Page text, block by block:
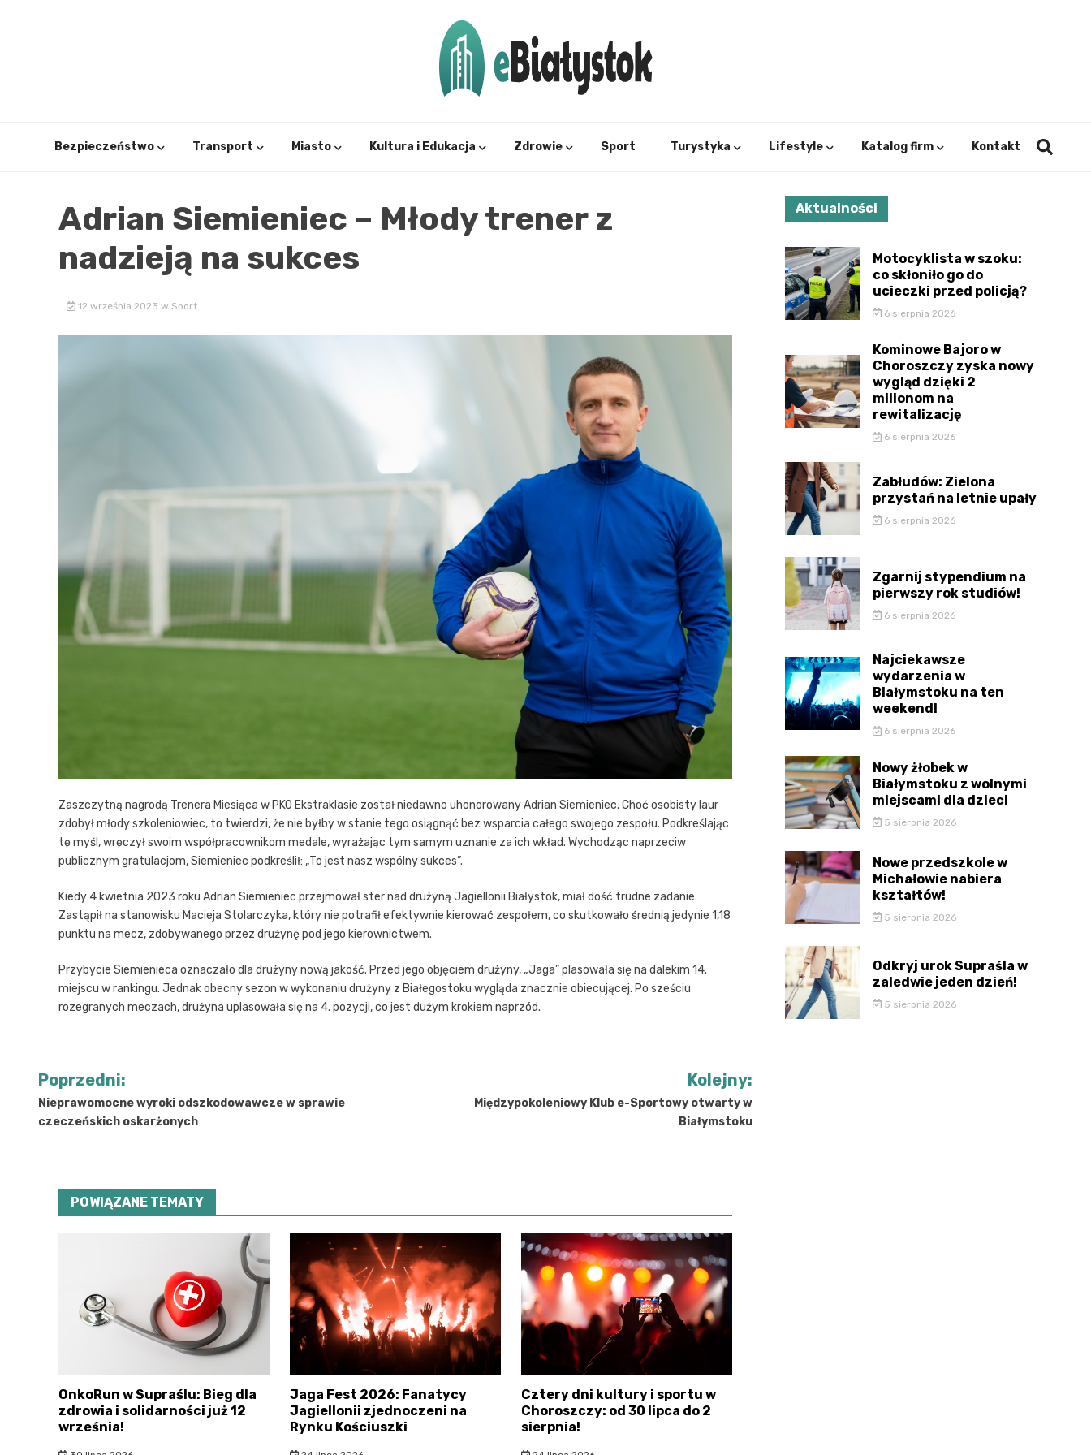
Bezpieczeństwo Transport Miasto Kultura i Edukacja Zdrowie Sport Turystyka Lifestyle Katalog firm Kontakt
Adrian Siemieniec – Młody trener z
nadzieją na sukces
12 września 2023 w Sport
Zaszczytną nagrodą Trenera Miesiąca w PKO Ekstraklasie został niedawno uhonorowany Adrian Siemieniec. Choć osobisty laur
zdobył młody szkoleniowiec, to twierdzi, że nie byłby w stanie tego osiągnąć bez wsparcia całego swojego zespołu. Podkreślając
tę myśl, wręczył swoim współpracownikom medale, wyrażając tym samym uznanie za ich wkład. Wychodząc naprzeciw
publicznym gratulacjom, Siemieniec podkreślił: „To jest nasz wspólny sukces”.
Kiedy 4 kwietnia 2023 roku Adrian Siemieniec przejmował ster nad drużyną Jagiellonii Białystok, miał dość trudne zadanie.
Zastąpił na stanowisku Macieja Stolarczyka, który nie potrafił efektywnie kierować zespołem, co skutkowało średnią jedynie 1,18
punktu na mecz, zdobywanego przez drużynę pod jego kierownictwem.
Przybycie Siemienieca oznaczało dla drużyny nową jakość. Przed jego objęciem drużyny, „Jaga” plasowała się na dalekim 14.
miejscu w rankingu. Jednak obecny sezon w wykonaniu drużyny z Białegostoku wygląda znacznie obiecującej. Po sześciu
rozegranych meczach, drużyna uplasowała się na 4. pozycji, co jest dużym krokiem naprzód.
Nawigacja
wpisu
Poprzedni:
Nieprawomocne wyroki odszkodowawcze w sprawie
czeczeńskich oskarżonych
Kolejny:
Międzypokoleniowy Klub e-Sportowy otwarty w
Białymstoku
POWIĄZANE TEMATY
OnkoRun w Supraślu: Bieg dla
zdrowia i solidarności już 12
września!
Jaga Fest 2026: Fanatycy
Jagiellonii zjednoczeni na
Rynku Kościuszki
Cztery dni kultury i sportu w
Choroszczy: od 30 lipca do 2
sierpnia!
Aktualności
Motocyklista w szoku:
co skłoniło go do
ucieczki przed policją?
6 sierpnia 2026
Kominowe Bajoro w
Choroszczy zyska nowy
wygląd dzięki 2
milionom na
rewitalizację
6 sierpnia 2026
Zabłudów: Zielona
przystań na letnie upały
6 sierpnia 2026
Zgarnij stypendium na
pierwszy rok studiów!
6 sierpnia 2026
Najciekawsze
wydarzenia w
Białymstoku na ten
weekend!
6 sierpnia 2026
Nowy żłobek w
Białymstoku z wolnymi
miejscami dla dzieci
5 sierpnia 2026
Nowe przedszkole w
Michałowie nabiera
kształtów!
5 sierpnia 2026
Odkryj urok Supraśla w
zaledwie jeden dzień!
5 sierpnia 2026